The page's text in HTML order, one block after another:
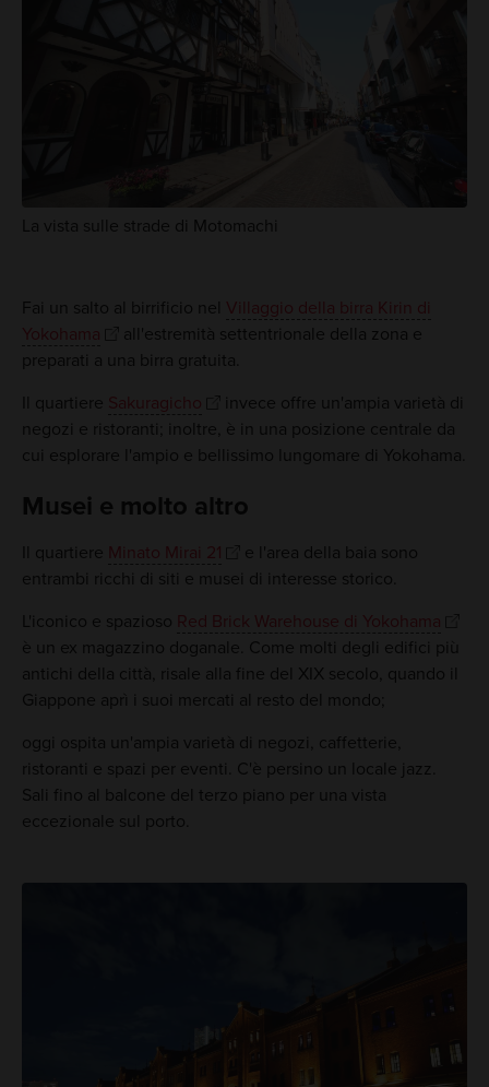
La vista sulle strade di Motomachi
Fai un salto al birrificio nel Villaggio della birra Kirin di
Yokohama
all'estremità settentrionale della zona e
preparati a una birra gratuita.
Il quartiere Sakuragicho
invece offre un'ampia varietà di
negozi e ristoranti; inoltre, è in una posizione centrale da
cui esplorare l'ampio e bellissimo lungomare di Yokohama.
Musei e molto altro
Il quartiere Minato Mirai 21
e l'area della baia sono
entrambi ricchi di siti e musei di interesse storico.
L'iconico e spazioso Red Brick Warehouse di Yokohama
è un ex magazzino doganale. Come molti degli edifici più
antichi della città, risale alla fine del XIX secolo, quando il
Giappone aprì i suoi mercati al resto del mondo;
oggi ospita un'ampia varietà di negozi, caffetterie,
ristoranti e spazi per eventi. C'è persino un locale jazz.
Sali fino al balcone del terzo piano per una vista
eccezionale sul porto.